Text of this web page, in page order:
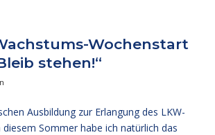
Wochenstart
stehen!“
Ausbildung zur Erlangung des LKW-
diesem Sommer habe ich natürlich das